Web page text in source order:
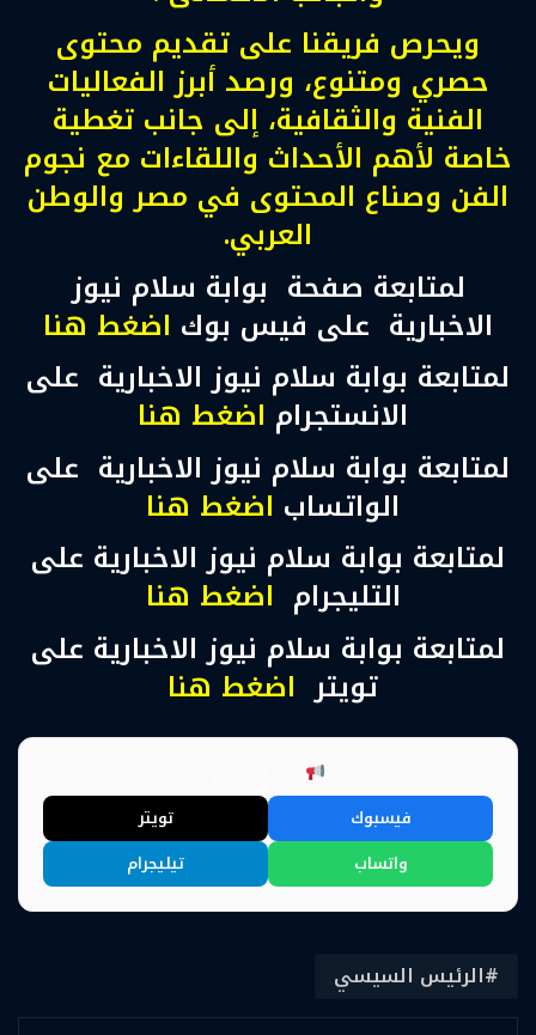
ويحرص فريقنا على تقديم محتوى
حصري ومتنوع، ورصد أبرز الفعاليات
الفنية والثقافية، إلى جانب تغطية
خاصة لأهم الأحداث واللقاءات مع نجوم
الفن وصناع المحتوى في مصر والوطن
العربي.
لمتابعة صفحة بوابة سلام نيوز
الاخبارية على فيس بوك اضغط هنا
لمتابعة بوابة سلام نيوز الاخبارية على
الانستجرام اضغط هنا
لمتابعة بوابة سلام نيوز الاخبارية على
الواتساب اضغط هنا
لمتابعة بوابة سلام نيوز الاخبارية على
التليجرام اضغط هنا
لمتابعة بوابة سلام نيوز الاخبارية على
تويتر اضغط هنا
فيسبوك
تويتر
واتساب
تيليجرام
الرئيس السيسي